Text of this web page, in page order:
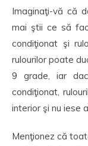
Imaginaţi-vă că
mai ştii ce să
condiţionat şi
rulourilor poate
9 grade, iar
condiţionat,
interior şi nu iese
Menţionez că